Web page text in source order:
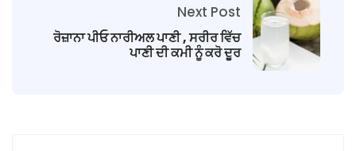
Next Post
ਰੋਜ਼ਾਨਾ ਪੀਓ ਨਾਰੀਅਲ ਪਾਣੀ , ਸਰੀਰ ਵਿੱਚ
ਪਾਣੀ ਦੀ ਕਮੀ ਨੂੰ ਕਰੋ ਦੂਰ